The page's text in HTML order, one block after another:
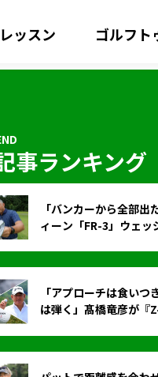
レッスン ゴルフト
事ランキング
「バンカーから全部出
ィーン「FR-3」ウェッ
「アプローチは食いつ
は弾く」髙橋竜彦が『